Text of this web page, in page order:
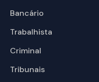
Bancário
Trabalhista
Criminal
Tribunais